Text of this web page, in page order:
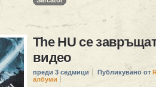
The HU се
видео
преди 3 седмици Публикувано от
албуми